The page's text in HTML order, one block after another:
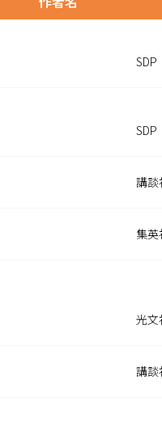
SDP
SDP
講談
集英
光文
講談